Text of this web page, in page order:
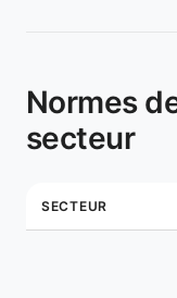
Normes
secteur
SECTEUR